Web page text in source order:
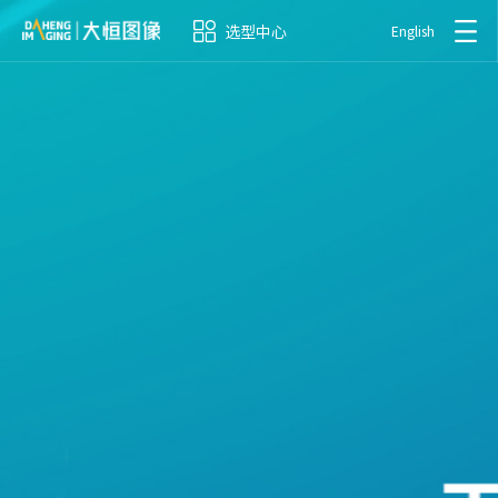
选型中心 English